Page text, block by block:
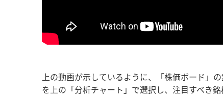
上の動画が示しているように、「株価ボード」
を上の「分析チャート」で選択し、注目すべき銘